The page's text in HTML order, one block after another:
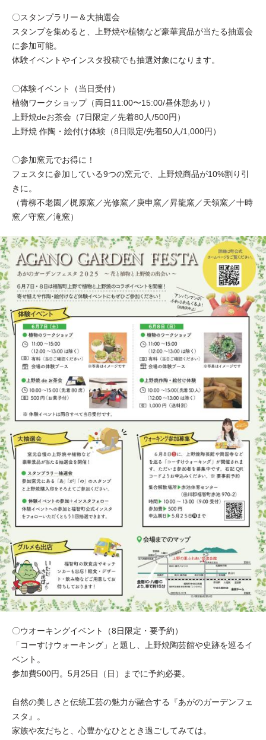
〇スタンプラリー＆大抽選会
スタンプを集めると、上野焼や植物など豪華賞品が当たる抽選会
に参加可能。
体験イベントやインスタ投稿でも抽選対象になります。
〇体験イベント（当日受付）
植物ワークショップ（両日11:00〜15:00/昼休憩あり）
上野焼deお茶会（7日限定／先着80人/500円）
上野焼 作陶・絵付け体験（8日限定/先着50人/1,000円）
〇参加窯元でお得に！
フェスタに参加している9つの窯元で、上野焼商品が10%割り引
きに。
（青柳不老園／梶原窯／光修窯／庚申窯／昇龍窯／天領窯／十時
窯／守窯／滝窯）
〇ウオーキングイベント（8日限定・要予約）
「コーすけウォーキング」と題し、上野焼陶芸館や史跡を巡るイ
ベント。
参加費500円。5月25日（日）までに予約必要。
自然の美しさと伝統工芸の魅力が融合する『あがのガーデンフェ
スタ』。
家族や友だちと、心豊かなひととき過ごしてみては。